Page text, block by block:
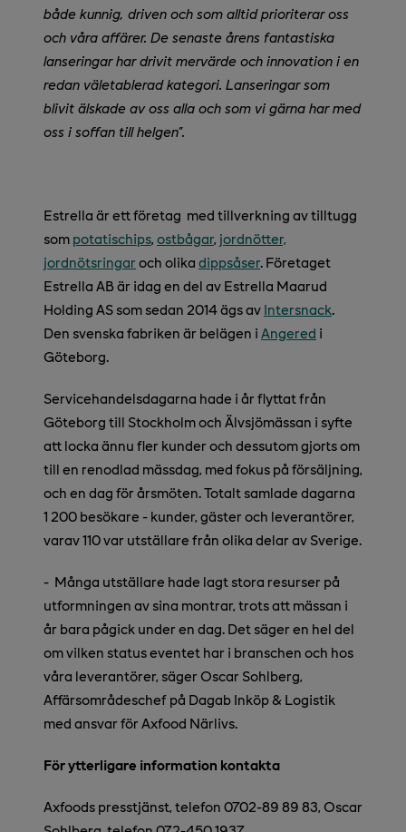
både kunnig, driven och som alltid prioriterar oss
och våra affärer. De senaste årens fantastiska
lanseringar har drivit mervärde och innovation i en
redan väletablerad kategori. Lanseringar som
blivit älskade av oss alla och som vi gärna har med
oss i soffan till helgen”.
Estrella är ett företag med tillverkning av tilltugg
som potatischips, ostbågar, jordnötter,
jordnötsringar och olika dippsåser. Företaget
Estrella AB är idag en del av Estrella Maarud
Holding AS som sedan 2014 ägs av Intersnack.
Den svenska fabriken är belägen i Angered i
Göteborg.
Servicehandelsdagarna hade i år flyttat från
Göteborg till Stockholm och Älvsjömässan i syfte
att locka ännu fler kunder och dessutom gjorts om
till en renodlad mässdag, med fokus på försäljning,
och en dag för årsmöten. Totalt samlade dagarna
1 200 besökare - kunder, gäster och leverantörer,
varav 110 var utställare från olika delar av Sverige.
- Många utställare hade lagt stora resurser på
utformningen av sina montrar, trots att mässan i
år bara pågick under en dag. Det säger en hel del
om vilken status eventet har i branschen och hos
våra leverantörer, säger Oscar Sohlberg,
Affärsområdeschef på Dagab Inköp & Logistik
med ansvar för Axfood Närlivs.
För ytterligare information kontakta
Axfoods presstjänst, telefon 0702-89 89 83, Oscar